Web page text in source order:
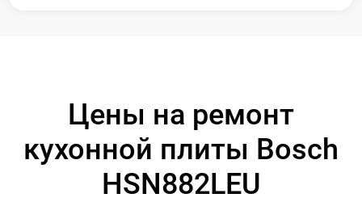
Цены на ремонт
кухонной плиты Bosch
HSN882LEU